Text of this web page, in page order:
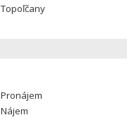
Topoľčany
Pronájem
Nájem